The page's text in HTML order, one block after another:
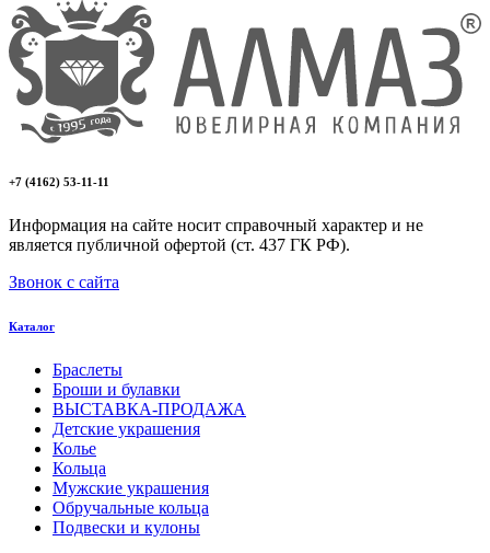
+7 (4162) 53-11-11
Информация на сайте носит справочный характер и не
является публичной офертой (ст. 437 ГК РФ).
Звонок с сайта
Каталог
Браслеты
Броши и булавки
ВЫСТАВКА-ПРОДАЖА
Детские украшения
Колье
Кольца
Мужские украшения
Обручальные кольца
Подвески и кулоны